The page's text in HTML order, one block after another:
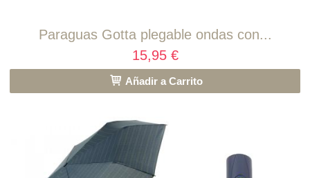
Paraguas Gotta plegable ondas con...
15,95 €
Añadir a Carrito